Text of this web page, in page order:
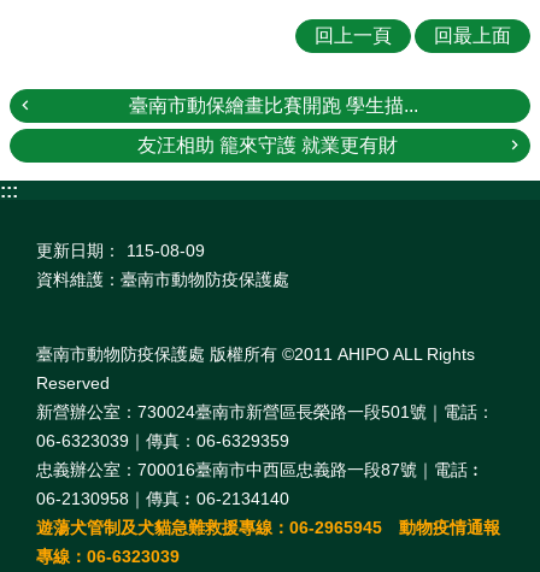
回上一頁 回最上面
臺南市動保繪畫比賽開跑 學生描...
友汪相助 籠來守護 就業更有財
:::
更新日期：
115-08-09
資料維護：臺南市動物防疫保護處
臺南市動物防疫保護處 版權所有 ©2011 AHIPO ALL Rights
Reserved
新營辦公室：730024臺南市新營區長榮路一段501號｜電話：
06-6323039｜傳真：06-6329359
忠義辦公室：700016臺南市中西區忠義路一段87號｜電話︰
06-2130958｜傳真︰06-2134140
遊蕩犬管制及犬貓急難救援專線：06-2965945 動物疫情通報
專線：06-6323039